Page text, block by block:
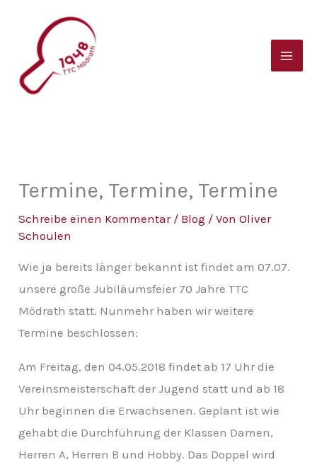
springen
Termine, Termine, Termine
Schreibe einen Kommentar / Blog / VonOliver
Schoulen
Wie ja bereits länger bekannt ist findet am 07.07.
unsere große Jubiläumsfeier 70 Jahre TTC
Mödrath statt. Nunmehr haben wir weitere
Termine beschlossen:
Am Freitag, den 04.05.2018 findet ab 17 Uhr die
Vereinsmeisterschaft der Jugend statt und ab 18
Uhr beginnen die Erwachsenen. Geplant ist wie
gehabt die Durchführung der Klassen Damen,
Herren A, Herren B und Hobby. Das Doppel wird
t